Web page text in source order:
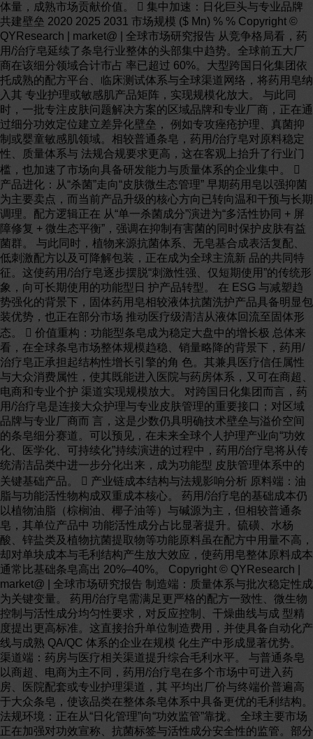
体量，成熟市场贡献价值。  集中加速：日化巨头与专业品牌
共建壁垒 2020 2025 2031 市场规模 ($ Mn) % % Copyright ©
QYResearch | market@ | 全球市场研究报告 从竞争格局看，药
用/治疗皂延续了条皂行业整体的头部集中趋势。全球前五大厂
商在该细分领域合计市占 率已超过 60%。大型跨国日化集团依
托成熟的配方平台、临床测试体系与全球渠道网络，将药用皂纳
入其 专业护理或敏感肌产品矩阵，实现规模化放大。 与此同
时，一批专注皮肤问题解决方案的区域品牌和专业厂商，正在通
过细分功效定位建立差异化壁垒， 例如专攻痤疮护理、真菌抑
制或婴童敏感肌领域。相较普通条皂，药用/治疗皂对原料稳定
性、质量体系与 法规合规要求更高，这在客观上抬升了行业门
槛，也加速了市场向具备研发能力与质量体系的企业集中。 
产品进化：从“杀菌”走向“皮肤微生态管理” 早期药用皂以强抑菌
为主要卖点，而当前产品升级的核心方向已转向温和干预与长期
调理。配方逻辑正在 从“单一杀菌成分”演进为“多活性协同 + 屏
障修复 + 微生态平衡”，强调在抑制有害菌的同时保护皮肤有益
菌群。 与此同时，植物来源抗菌体系、无皂基合成表活复配、
低刺激配方以及可降解包装，正在成为全球主流新 品的共同特
征。这使药用/治疗皂逐步摆脱“刺激性强、仅短期使用”的传统形
象，向可长期使用的功能型日 护产品转型。 在 ESG 与减塑趋
势强化的背景下，固体药用皂相较液体抗菌洗护产品具备明显包
装优势，也正在部分市场 推动医疗级清洁从液体回流至固体形
态。  价值重构：功能型条皂成为稳定大盘中的增长极 总体来
看，在全球条皂市场整体规模趋稳、销量略降的背景下，药用/
治疗皂正承担起结构性增长引擎的角 色。其兼具医疗信任属性
与大众消费属性，使其既能进入医院与药房体系，又可在商超、
电商和专业个护 渠道实现规模放大。 对跨国日化集团而言，药
用/治疗皂是连接大众护理与专业皮肤管理的重要接口；对区域
品牌与专业厂商而 言，这是少数仍具明确技术壁垒与溢价空间
的条皂细分赛道。可以预见，在未来全球个人护理产业向“功效
化、医学化、可持续化”持续演进的过程中，药用/治疗皂将从传
统清洁品类中进一步分化出来，成为功能型 皮肤管理体系中的
关键基础产品。  产业链成本结构与法规影响分析 原料端：油
脂与功能活性物构成双重成本核心。 药用/治疗皂的基础成本仍
以植物油脂（棕榈油、椰子油等）与碱源为主，但相较普通条
皂，其单位产品中 功能活性成分占比显著提升。硫磺、水杨
酸、锌盐类及植物抗菌提取物等功能原料虽在配方中用量不高，
却对单块成本与毛利结构产生放大效应，使药用皂整体原料成本
通常比基础条皂高出 20%–40%。 Copyright © QYResearch |
market@ | 全球市场研究报告 制造端：质量体系与批次稳定性成
为关键变量。 药用/治疗皂需满足更严格的配方一致性、微生物
控制与活性成分均匀性要求，对反应控制、干燥曲线与成 型精
度提出更高标准。这直接抬升单位制造费用，并使具备自动化产
线与成熟 QA/QC 体系的企业在规模 化生产中形成显著优势。
渠道端：药房与医疗相关渠道提升综合毛利水平。 与普通条皂
以商超、电商为主不同，药用/治疗皂在多个市场中可进入药
房、医院配套或专业护理渠道，其 平均出厂价与终端价普遍高
于大众条皂，使该品类在整体条皂体系中具备更优的毛利结构。
法规环境：正在从“日化管理”向“功效监管”靠拢。 全球主要市场
正在加强对功效宣称、抗菌标签与活性成分安全性的监管。部分